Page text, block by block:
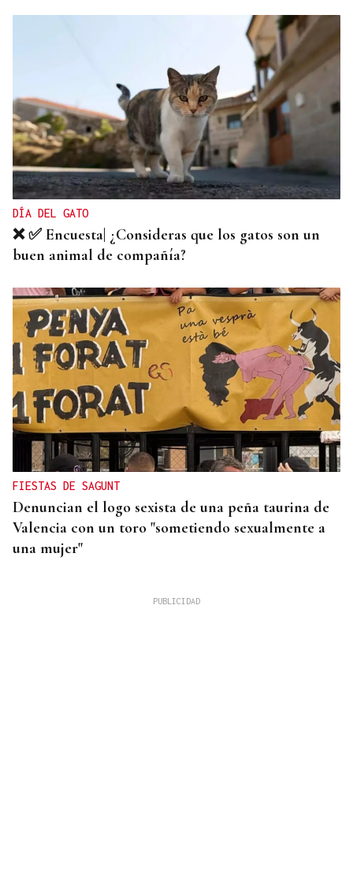
DÍA DEL GATO
❌ ✅ Encuesta| ¿Consideras que los gatos son un
buen animal de compañía?
FIESTAS DE SAGUNT
Denuncian el logo sexista de una peña taurina de
Valencia con un toro "sometiendo sexualmente a
una mujer"